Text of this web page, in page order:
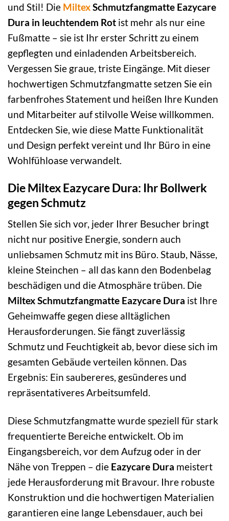
und Stil! Die MiltexSchmutzfangmatte Eazycare
Dura in leuchtendem Rot ist mehr als nur eine
Fußmatte – sie ist Ihr erster Schritt zu einem
gepflegten und einladenden Arbeitsbereich.
Vergessen Sie graue, triste Eingänge. Mit dieser
hochwertigen Schmutzfangmatte setzen Sie ein
farbenfrohes Statement und heißen Ihre Kunden
und Mitarbeiter auf stilvolle Weise willkommen.
Entdecken Sie, wie diese Matte Funktionalität
und Design perfekt vereint und Ihr Büro in eine
Wohlfühloase verwandelt.
Die Miltex Eazycare Dura: Ihr Bollwerk
gegen Schmutz
Stellen Sie sich vor, jeder Ihrer Besucher bringt
nicht nur positive Energie, sondern auch
unliebsamen Schmutz mit ins Büro. Staub, Nässe,
kleine Steinchen – all das kann den Bodenbelag
beschädigen und die Atmosphäre trüben. Die
Miltex Schmutzfangmatte Eazycare Dura ist Ihre
Geheimwaffe gegen diese alltäglichen
Herausforderungen. Sie fängt zuverlässig
Schmutz und Feuchtigkeit ab, bevor diese sich im
gesamten Gebäude verteilen können. Das
Ergebnis: Ein saubereres, gesünderes und
repräsentativeres Arbeitsumfeld.
Diese Schmutzfangmatte wurde speziell für stark
frequentierte Bereiche entwickelt. Ob im
Eingangsbereich, vor dem Aufzug oder in der
Nähe von Treppen – die Eazycare Dura meistert
jede Herausforderung mit Bravour. Ihre robuste
Konstruktion und die hochwertigen Materialien
garantieren eine lange Lebensdauer, auch bei